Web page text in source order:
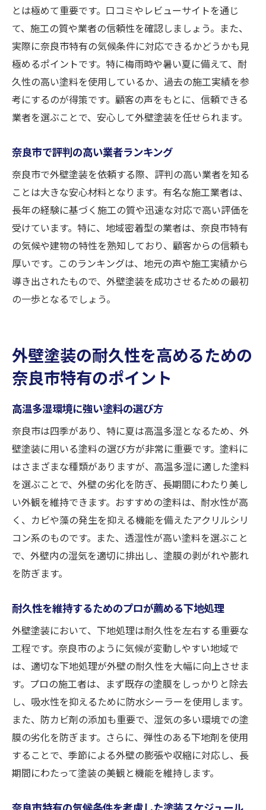
とは極めて重要です。口コミやレビューサイトを通じ
て、施工の質や業者の信頼性を確認しましょう。また、
実際に奈良市特有の気候条件に対応できるかどうかも見
極めるポイントです。特に梅雨時や暑い夏に備えて、耐
久性の高い塗料を使用しているか、過去の施工実績を参
考にするのが得策です。顧客の声をもとに、信頼できる
業者を選ぶことで、安心して外壁塗装を任せられます。
奈良市で評判の高い業者ランキング
奈良市で外壁塗装を依頼する際、評判の高い業者を知る
ことは大きな安心材料となります。有名な施工業者は、
長年の経験に基づく施工の質や迅速な対応で高い評価を
受けています。特に、地域密着型の業者は、奈良市特有
の気候や建物の特性を熟知しており、顧客からの信頼も
厚いです。このランキングは、地元の声や施工実績から
導き出されたもので、外壁塗装を成功させるための最初
の一歩となるでしょう。
外壁塗装の耐久性を高めるための
奈良市特有のポイント
高温多湿環境に強い塗料の選び方
奈良市は四季があり、特に夏は高温多湿となるため、外
壁塗装に用いる塗料の選び方が非常に重要です。塗料に
はさまざまな種類がありますが、高温多湿に適した塗料
を選ぶことで、外壁の劣化を防ぎ、長期間にわたり美し
い外観を維持できます。おすすめの塗料は、耐水性が高
く、カビや藻の発生を抑える機能を備えたアクリルシリ
コン系のものです。また、透湿性が高い塗料を選ぶこと
で、外壁内の湿気を適切に排出し、塗膜の剥がれや膨れ
を防ぎます。
耐久性を維持するためのプロが薦める下地処理
外壁塗装において、下地処理は耐久性を左右する重要な
工程です。奈良市のように気候が変動しやすい地域で
は、適切な下地処理が外壁の耐久性を大幅に向上させま
す。プロの施工者は、まず既存の塗膜をしっかりと除去
し、吸水性を抑えるために防水シーラーを使用します。
また、防カビ剤の添加も重要で、湿気の多い環境での塗
膜の劣化を防ぎます。さらに、弾性のある下地剤を使用
することで、季節による外壁の膨張や収縮に対応し、長
期間にわたって塗装の美観と機能を維持します。
奈良市特有の気候条件を考慮した塗装スケジュール